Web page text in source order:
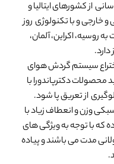
از کشورهای ایتالیا و
و خارجی و با تکنولوژی روز
روسیه، اکراین، آلمان،
سیستم گردش هوای
دکترپاندورا با
از تعریق پا شود.
وزن و انعطاف زیاد با
که با توجه به ویژگی های
مدت می باشند و پیاده